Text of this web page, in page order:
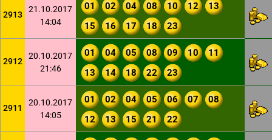
2913
21.10.2017
14:04
01 02 04 08 10 12
13
15
16 17 18 23
2912
20.10.2017
21:46
01 04 05 08 09 10
11
13
14 18 22 23
2911
20.10.2017
14:05
01 02 04 05 06 07
08
12
13 15 21 22